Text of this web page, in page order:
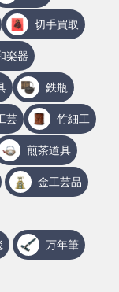
切手買取
楽器
鉄瓶
芸 竹細工
煎茶道具
金工芸品
万年筆